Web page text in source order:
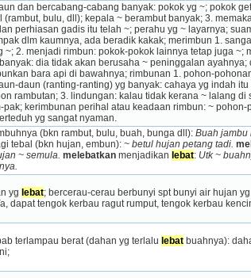
dan ber­cabang-cabang banyak: pokok yg ~; pokok
(rambut, bulu, dll); kepala ~ berambut banyak; 3.
perhiasan gadis itu telah ~; perahu yg ~ layarnya;
dlm kaum­nya, ada beradik kakak; merimbun 1.
~; 2. menjadi rimbun: pokok-pokok lainnya tetap juga ~;
dia tidak akan berusaha ~ peninggalan ayahnya;
bara api di bawahnya; rimbunan 1. pohon-
daun (ranting-ranting) yg banyak: cahaya yg indah
rambutan; 3. lindungan: kalau tidak kerana ~ lalang di
pak; kerimbunan perihal atau keadaan rimbun: ~ pohon-
yg sangat nyaman.
(bkn rambut, bulu, buah, bunga dll): Buah jambu
tebal (bkn hujan, embun): ~ betul hujan petang tadi.
~ semula. melebatkan menjadikan lebat: Utk ~
yg lebat; bercerau-cerau berbunyi spt bunyi air hujan
dapat tengok kerbau ragut rumput, tengok kerbau
terlampau berat (dahan yg terlalu lebat buahnya):